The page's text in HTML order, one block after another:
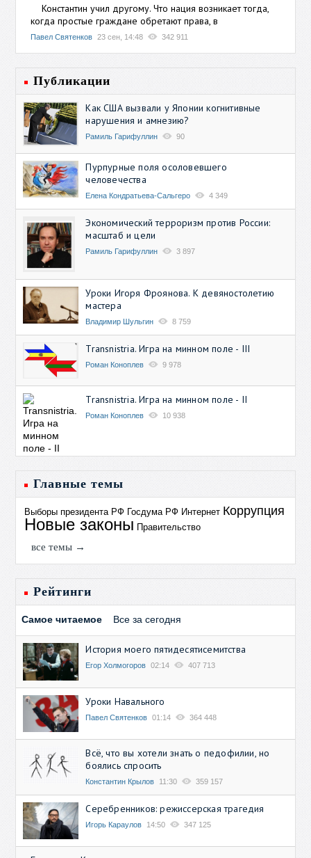
Константин учил другому. Что нация возникает тогда,
когда простые граждане обретают права, в
Павел Святенков 23 сен, 14:48 342 911
Публикации
Как США вызвали у Японии когнитивные
нарушения и амнезию?
Рамиль Гарифуллин 90
Пурпурные поля осоловевшего
человечества
Елена Кондратьева-Сальгеро 4 349
Экономический терроризм против России:
масштаб и цели
Рамиль Гарифуллин 3 897
Уроки Игоря Фроянова. К девяностолетию
мастера
Владимир Шульгин 8 759
Transnistria. Игра на минном поле - III
Роман Коноплев 9 978
Transnistria. Игра на минном поле - II
Роман Коноплев 10 938
Главные темы
Выборы президента РФ Госдума РФ Интернет Коррупция
Новые законы Правительство
все темы →
Рейтинги
Самое читаемое Все за сегодня
История моего пятидесятисемитства
Егор Холмогоров 02:14 407 713
Уроки Навального
Павел Святенков 01:14 364 448
Всё, что вы хотели знать о педофилии, но
боялись спросить
Константин Крылов 11:30 359 157
Серебренников: режиссерская трагедия
Игорь Караулов 14:50 347 125